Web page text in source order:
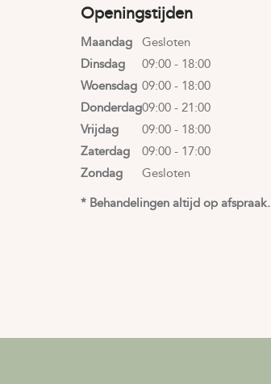
Openingstijden
Maandag
Dinsdag
Woensdag
Donderdag
Vrijdag
Zaterdag
Zondag
Gesloten
09:00 - 18:00
09:00 - 18:00
09:00 - 21:00
09:00 - 18:00
09:00 - 17:00
Gesloten
* Behandelingen altijd op afspraak.